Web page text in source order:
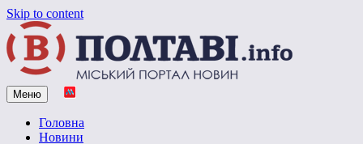
Skip to content
Vpoltave.info
Полтавський портал новин
Меню
Головна
Новини